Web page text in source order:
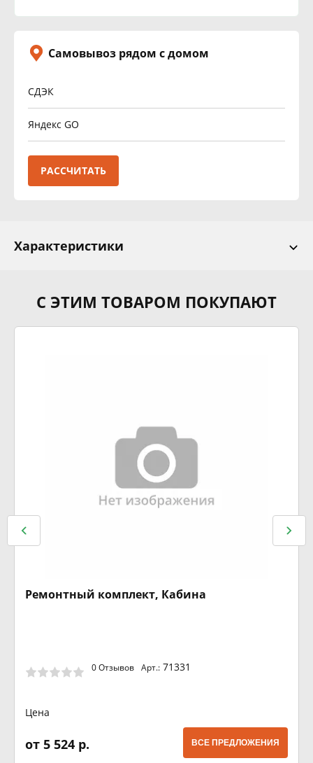
Самовывоз рядом с домом
СДЭК
Яндекс GO
РАССЧИТАТЬ
Характеристики
С ЭТИМ ТОВАРОМ ПОКУПАЮТ
Ремонтный комплект, Кабина
0 Отзывов Арт.: 71331
Цена
от 5 524 р. ВСЕ ПРЕДЛОЖЕНИЯ